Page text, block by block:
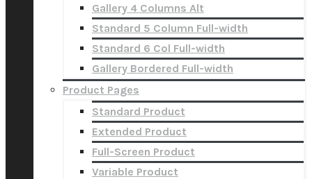
Gallery 4 Columns Alt
Standard 5 Column Full-width
Standard 6 Col Full-width
Gallery Bordered Full-width
Product Pages
Standard Product
Extended Product
Full-Screen Product
Variable Product